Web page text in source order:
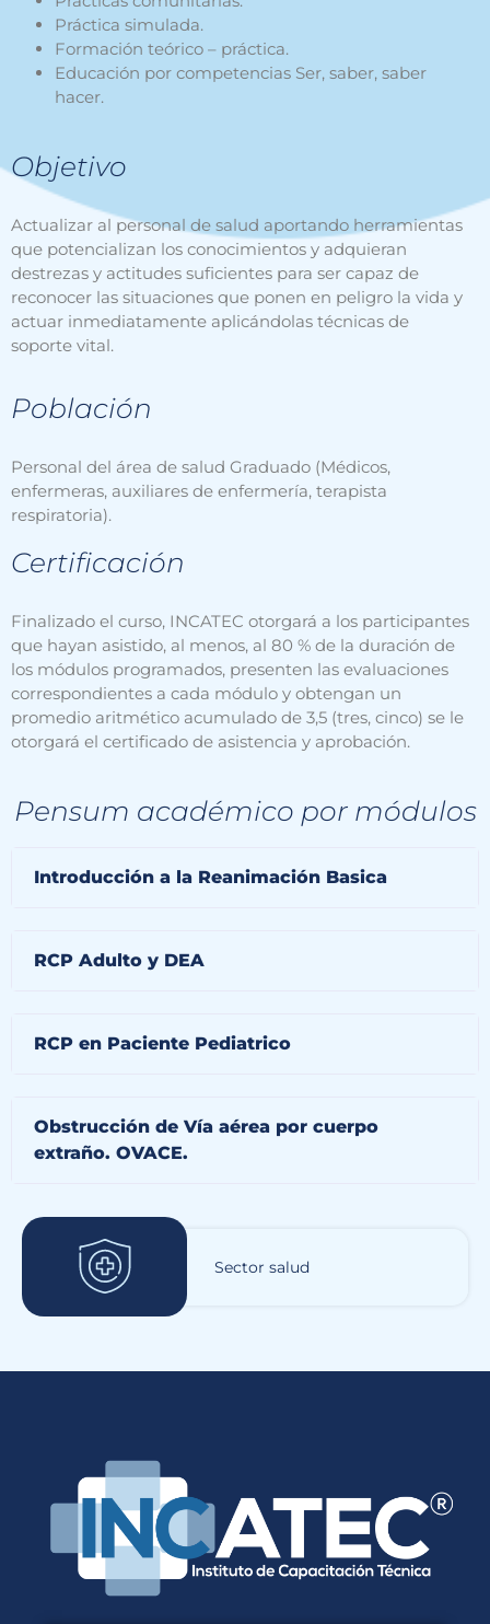
Práctica simulada.
Formación teórico – práctica.
Educación por competencias Ser, saber, saber
hacer.
Objetivo
Actualizar al personal de salud aportando herramientas
que potencializan los conocimientos y adquieran
destrezas y actitudes suficientes para ser capaz de
reconocer las situaciones que ponen en peligro la vida y
actuar inmediatamente aplicándolas técnicas de
soporte vital.
Población
Personal del área de salud Graduado (Médicos,
enfermeras, auxiliares de enfermería, terapista
respiratoria).
Certificación
Finalizado el curso, INCATEC otorgará a los participantes
que hayan asistido, al menos, al 80 % de la duración de
los módulos programados, presenten las evaluaciones
correspondientes a cada módulo y obtengan un
promedio aritmético acumulado de 3,5 (tres, cinco) se le
otorgará el certificado de asistencia y aprobación.
Pensum académico por módulos
Introducción a la Reanimación Basica
RCP Adulto y DEA
RCP en Paciente Pediatrico
Obstrucción de Vía aérea por cuerpo
extraño. OVACE.
Sector salud